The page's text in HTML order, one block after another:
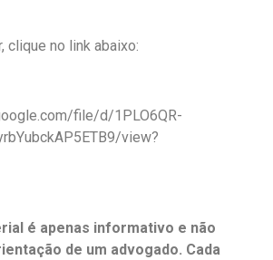
clique no link abaixo:
file/d/1PLO6QR-
view?
é apenas informativo e não
de um advogado. Cada